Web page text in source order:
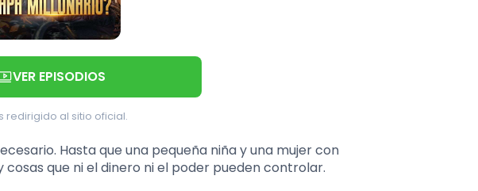
VER EPISODIOS
redirigido al sitio oficial.
Hasta que una pequeña niña y una mujer con
que ni el dinero ni el poder pueden controlar.